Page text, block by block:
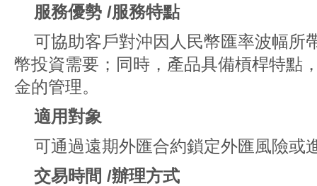
服務優勢 /服務特點
可協助客戶對沖因人民幣匯率波幅所
幣投資需要；同時，產品具備槓桿特點
金的管理。
適用對象
可通過遠期外匯合約鎖定外匯風險或
交易時間 /辦理方式